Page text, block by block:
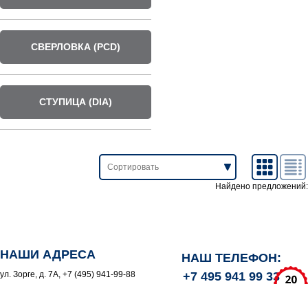
СВЕРЛОВКА (PCD)
СТУПИЦА (DIA)
Найдено предложений:
НАШИ АДРЕСА
ул. Зорге, д. 7А, +7 (495) 941-99-88
НАШ ТЕЛЕФОН:
+7 495 941 99 33